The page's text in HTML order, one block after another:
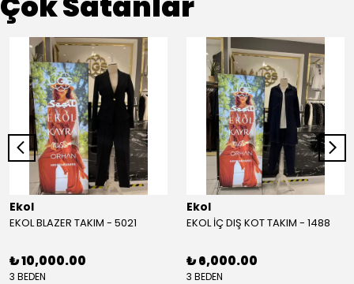
Ekol
EKOL BLAZER TAKIM - 5021
₺ 10,000.00
3 BEDEN
Ekol
EKOL İÇ DIŞ KOT TAKIM - 1488
₺ 6,000.00
3 BEDEN